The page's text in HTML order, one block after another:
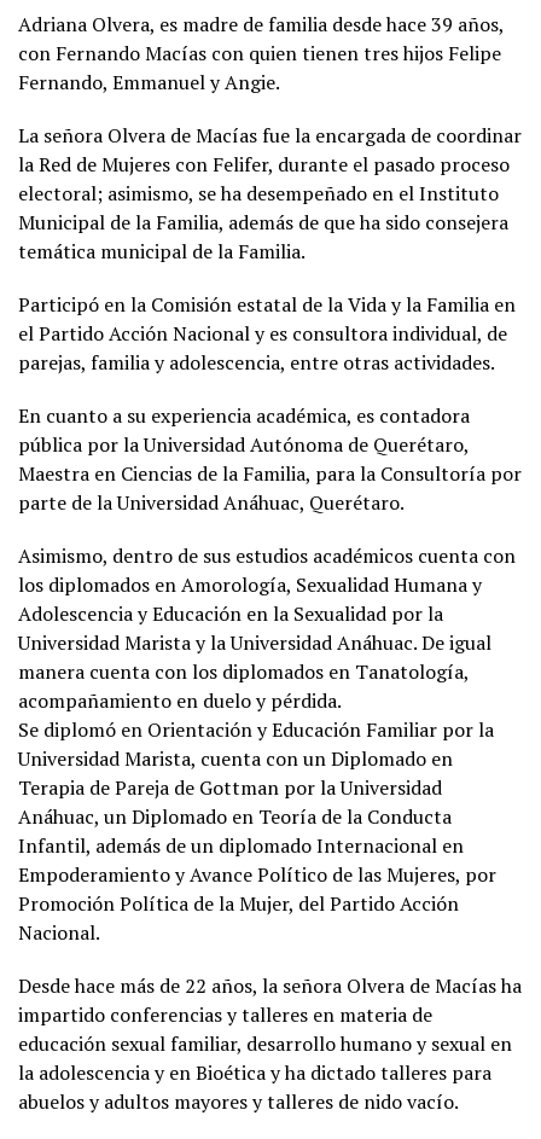
Adriana Olvera, es madre de familia desde hace 39 años,
con Fernando Macías con quien tienen tres hijos Felipe
Fernando, Emmanuel y Angie.
La señora Olvera de Macías fue la encargada de coordinar
la Red de Mujeres con Felifer, durante el pasado proceso
electoral; asimismo, se ha desempeñado en el Instituto
Municipal de la Familia, además de que ha sido consejera
temática municipal de la Familia.
Participó en la Comisión estatal de la Vida y la Familia en
el Partido Acción Nacional y es consultora individual, de
parejas, familia y adolescencia, entre otras actividades.
En cuanto a su experiencia académica, es contadora
pública por la Universidad Autónoma de Querétaro,
Maestra en Ciencias de la Familia, para la Consultoría por
parte de la Universidad Anáhuac, Querétaro.
Asimismo, dentro de sus estudios académicos cuenta con
los diplomados en Amorología, Sexualidad Humana y
Adolescencia y Educación en la Sexualidad por la
Universidad Marista y la Universidad Anáhuac. De igual
manera cuenta con los diplomados en Tanatología,
acompañamiento en duelo y pérdida.
Se diplomó en Orientación y Educación Familiar por la
Universidad Marista, cuenta con un Diplomado en
Terapia de Pareja de Gottman por la Universidad
Anáhuac, un Diplomado en Teoría de la Conducta
Infantil, además de un diplomado Internacional en
Empoderamiento y Avance Político de las Mujeres, por
Promoción Política de la Mujer, del Partido Acción
Nacional.
Desde hace más de 22 años, la señora Olvera de Macías ha
impartido conferencias y talleres en materia de
educación sexual familiar, desarrollo humano y sexual en
la adolescencia y en Bioética y ha dictado talleres para
abuelos y adultos mayores y talleres de nido vacío.